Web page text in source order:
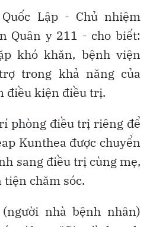
Lập - Chủ nhiệm
Quân y 211 - cho biết:
khó khăn, bệnh viện
trong khả năng của
điều kiện điều trị.
phòng điều trị riêng để
Kunthea được chuyển
sang điều trị cùng mẹ,
chăm sóc.
nhà bệnh nhân)